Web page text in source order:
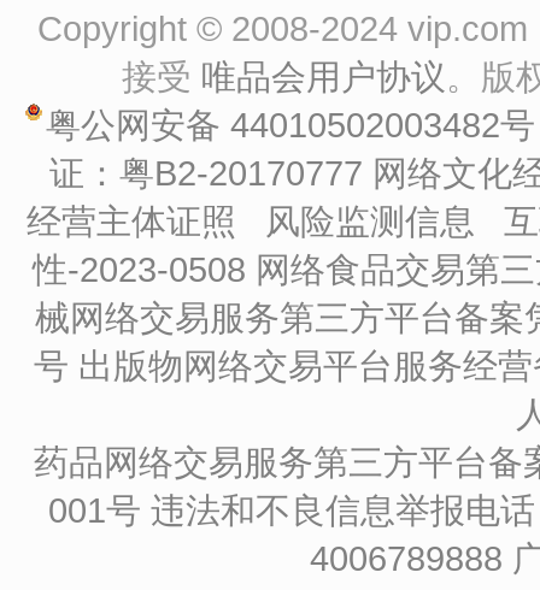
Copyright © 2008-2024
接受 唯品会用户协议。版
粤公网安备 44010502003482
证：粤B2-20170777 网络文化
经营主体证照
风险监测信息
性-2023-0508 网络食品交易第
械网络交易服务第三方平台备
号 出版物网络交易平台服务经
药品网络交易服务第三方平台
001号 违法和不良信息举报电
4006789888